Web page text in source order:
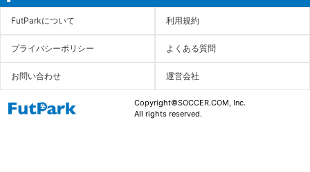
FutParkについて 利用規約
プライバシーポリシー よくある質問
お問い合わせ 運営会社
Copyright©SOCCER.COM, Inc.
All rights reserved.